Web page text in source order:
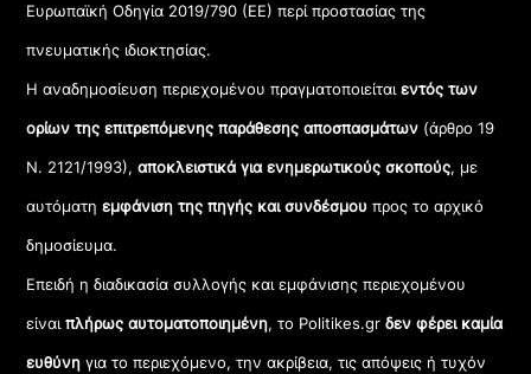
Ευρωπαϊκή Οδηγία 2019/790 (ΕΕ) περί προστασίας της
πνευματικής ιδιοκτησίας.
Η αναδημοσίευση περιεχομένου πραγματοποιείταιεντός των
ορίων της επιτρεπόμενης παράθεσης αποσπασμάτων (άρθρο 19
Ν. 2121/1993), αποκλειστικά για ενημερωτικούς σκοπούς, με
αυτόματηεμφάνιση της πηγής και συνδέσμου προς το αρχικό
δημοσίευμα.
Επειδή η διαδικασία συλλογής και εμφάνισης περιεχομένου
είναιπλήρως αυτοματοποιημένη, το Politikes.grδεν φέρει καμία
ευθύνη για το περιεχόμενο, την ακρίβεια, τις απόψεις ή τυχόν